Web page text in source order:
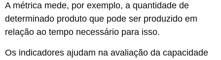
A métrica mede, por exemplo, a quantidade de
determinado produto que pode ser produzido em
relação ao tempo necessário para isso.
Os indicadores ajudam na avaliação da capacidade